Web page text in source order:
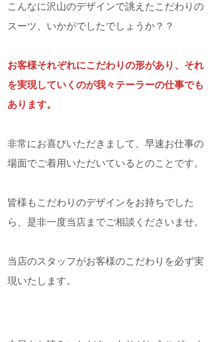
こんなに沢山のデザインで誂えたこだわりの
スーツ、いかがでしたでしょうか？？
お客様それぞれにこだわりの形があり、それ
を実現していくのが我々テーラーの仕事でも
あります。
非常にお喜びいただきまして、早速お仕事の
場面でご着用いただいているとのことです。
皆様もこだわりのデザインをお持ちでした
ら、是非一度当店までご相談くださいませ。
当店のスタッフがお客様のこだわりを必ず実
現いたします。